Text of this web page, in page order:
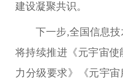
建设凝聚共识。
下一步,全国信息
将持续推进《元宇宙
力分级要求》《元宇